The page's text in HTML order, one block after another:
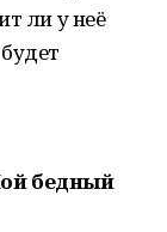
ли у неё
бедный